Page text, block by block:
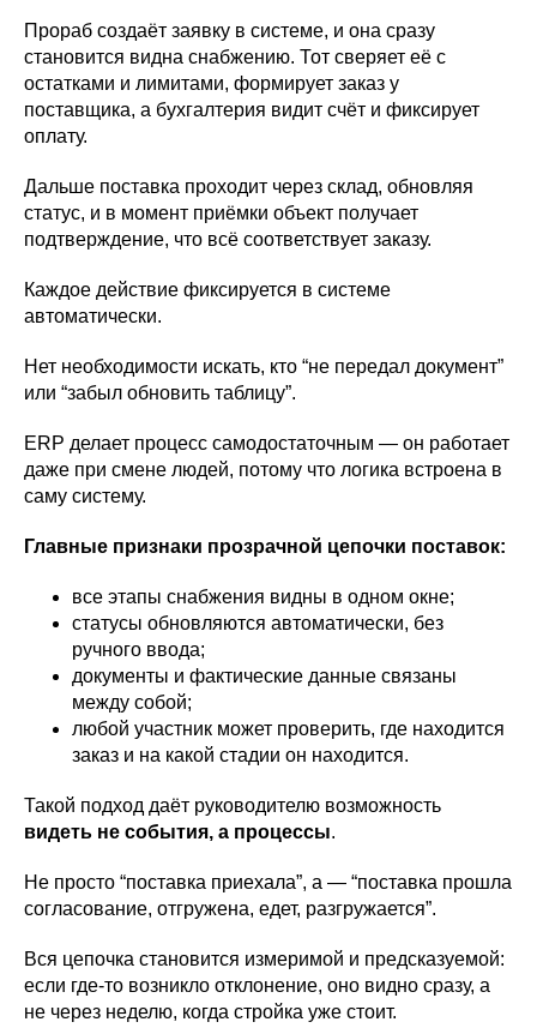
Прораб создаёт заявку в системе, и она сразу
становится видна снабжению. Тот сверяет её с
остатками и лимитами, формирует заказ у
поставщика, а бухгалтерия видит счёт и фиксирует
оплату.
Дальше поставка проходит через склад, обновляя
статус, и в момент приёмки объект получает
подтверждение, что всё соответствует заказу.
Каждое действие фиксируется в системе
автоматически.
Нет необходимости искать, кто “не передал документ”
или “забыл обновить таблицу”.
ERP делает процесс самодостаточным — он работает
даже при смене людей, потому что логика встроена в
саму систему.
Главные признаки прозрачной цепочки поставок:
все этапы снабжения видны в одном окне;
статусы обновляются автоматически, без
ручного ввода;
документы и фактические данные связаны
между собой;
любой участник может проверить, где находится
заказ и на какой стадии он находится.
Такой подход даёт руководителю возможность
видеть не события, а процессы.
Не просто “поставка приехала”, а — “поставка прошла
согласование, отгружена, едет, разгружается”.
Вся цепочка становится измеримой и предсказуемой:
если где-то возникло отклонение, оно видно сразу, а
не через неделю, когда стройка уже стоит.